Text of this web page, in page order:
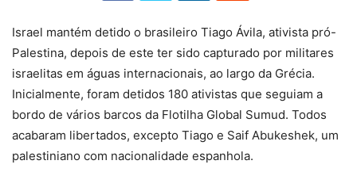
Israel mantém detido o brasileiro Tiago Ávila, ativista pró-
Palestina, depois de este ter sido capturado por militares
israelitas em águas internacionais, ao largo da Grécia.
Inicialmente, foram detidos 180 ativistas que seguiam a
bordo de vários barcos da Flotilha Global Sumud. Todos
acabaram libertados, excepto Tiago e Saif Abukeshek, um
palestiniano com nacionalidade espanhola.